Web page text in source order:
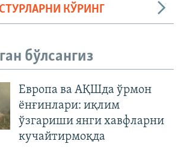
КЎРИНГ
бўлсангиз
Европа ва АҚШда ўрмон
ёнғинлари: иқлим
ўзгариши янги хавфларни
кучайтирмоқда